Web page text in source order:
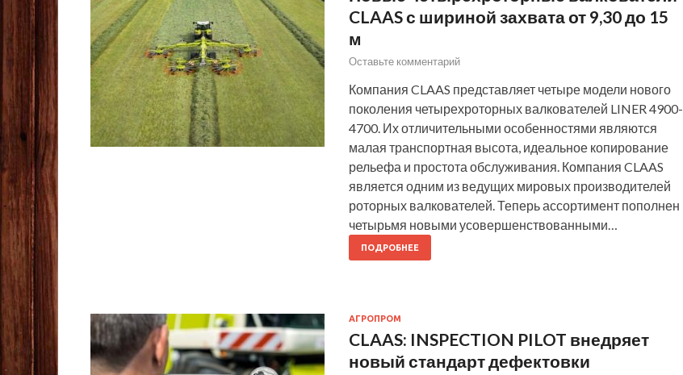
CLAAS с шириной захвата от 9,30 до 15
м
Оставьте комментарий
Компания CLAAS представляет четыре модели нового
поколения четырехроторных валкователей LINER 4900-
4700. Их отличительными особенностями являются
малая транспортная высота, идеальное копирование
рельефа и простота обслуживания. Компания CLAAS
является одним из ведущих мировых производителей
роторных валкователей. Теперь ассортимент пополнен
четырьмя новыми усовершенствованными…
ПОДРОБНЕЕ
АГРОПРОМ
CLAAS: INSPECTION PILOT внедряет
новый стандарт дефектовки